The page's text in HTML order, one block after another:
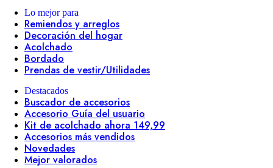
Lo mejor para
Remiendos y arreglos
Decoración del hogar
Acolchado
Bordado
Prendas de vestir/Utilidades
Destacados
Buscador de accesorios
Accesorio Guía del usuario
Kit de acolchado ahora 149,99
Accesorios más vendidos
Novedades
Mejor valorados